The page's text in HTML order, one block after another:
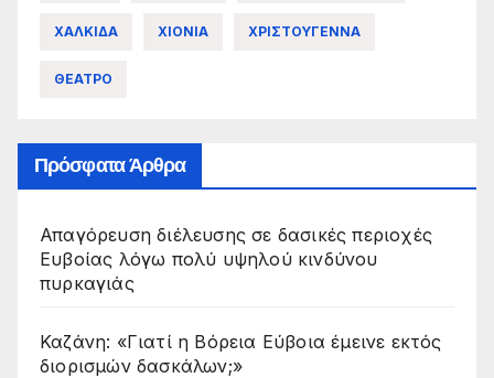
ΧΑΛΚΙΔΑ ΧΙΟΝΙΑ ΧΡΙΣΤΟΥΓΕΝΝΑ
ΘΕΑΤΡΟ
Πρόσφατα Άρθρα
Απαγόρευση διέλευσης σε δασικές περιοχές
Ευβοίας λόγω πολύ υψηλού κινδύνου
πυρκαγιάς
Καζάνη: «Γιατί η Βόρεια Εύβοια έμεινε εκτός
διορισμών δασκάλων;»